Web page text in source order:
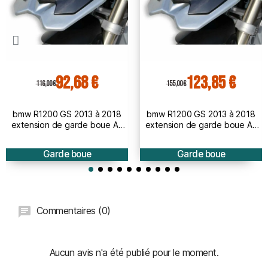
116,00 €92,68 €
bmw R1200 GS 2013 à 2018
extension de garde boue AV
Garde boue
155,00 €123,85 €
bmw R1200 GS 2013 à 2018
extension de garde boue AV
Garde boue
Commentaires (0)
Aucun avis n'a été publié pour le moment.